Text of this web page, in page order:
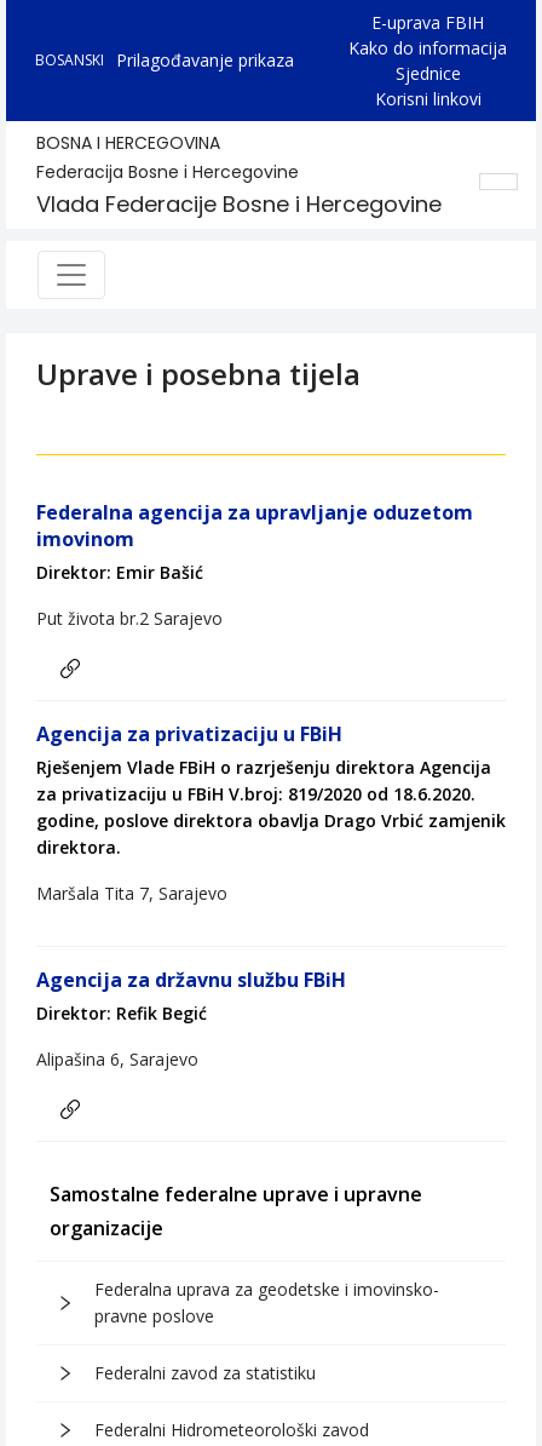
BOSANSKI Prilagođavanje prikaza
E-uprava FBIH
Kako do informacija
Sjednice
Korisni linkovi
BOSNA I HERCEGOVINA
Federacija Bosne i Hercegovine
Vlada Federacije Bosne i Hercegovine
Uprave i posebna tijela
Federalna agencija za upravljanje oduzetom
imovinom
Direktor: Emir Bašić
Put života br.2 Sarajevo
Agencija za privatizaciju u FBiH
Rješenjem Vlade FBiH o razrješenju direktora Agencija
za privatizaciju u FBiH V.broj: 819/2020 od 18.6.2020.
godine, poslove direktora obavlja Drago Vrbić zamjenik
direktora.
Maršala Tita 7, Sarajevo
Agencija za državnu službu FBiH
Direktor: Refik Begić
Alipašina 6, Sarajevo
Samostalne federalne uprave i upravne
organizacije
Federalna uprava za geodetske i imovinsko-
pravne poslove
Federalni zavod za statistiku
Federalni Hidrometeorološki zavod